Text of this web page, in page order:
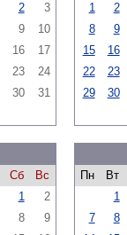
2
3
9
10
16
17
23
24
30 31
1
2
8
9
15
16
22
23
29
30
Сб
Вс
1
2
8
9
Пн
Вт
1
7
8